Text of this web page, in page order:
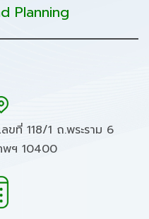
Planning
ขที่ 118/1 ถ.พระราม 6
พฯ 10400